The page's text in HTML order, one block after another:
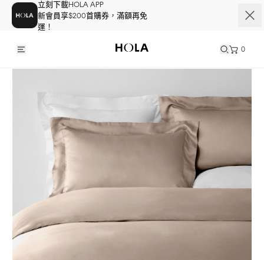
立刻下載HOLA APP
新會員享$200首購券，滿額再免
運！
0